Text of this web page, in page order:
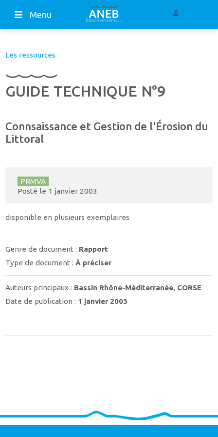
Menu
Les ressources
GUIDE TECHNIQUE N°9
Connsaissance et Gestion de l'Érosion du
Littoral
PRMVA
Posté le 1 janvier 2003
disponible en plusieurs exemplaires
Genre de document : Rapport
Type de document :À préciser
Auteurs principaux : Bassin Rhône-Méditerranée, CORSE
Date de publication : 1 janvier 2003